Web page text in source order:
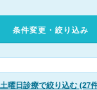
条件変更・絞り込み
土曜日診療で絞り込む (27